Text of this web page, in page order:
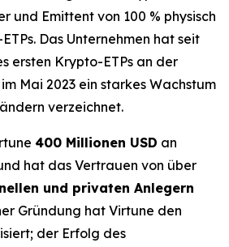
und Emittent von 100 % physisch
Das Unternehmen hat seit
ersten Krypto-ETPs an der
Mai 2023 ein starkes Wachstum
verzeichnet.
400 Millionen USD an
hat das Vertrauen von über
und privaten Anlegern
Gründung hat Virtune den
der Erfolg des